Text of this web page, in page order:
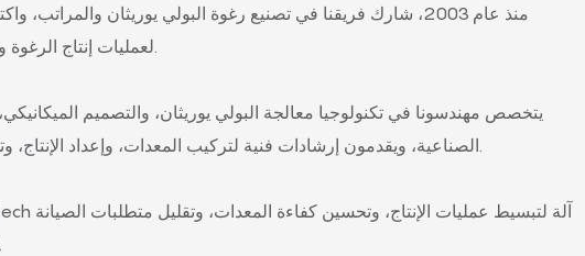
منذ عام 2003، شارك فريقنا في تصنيع رغوة البولي يوريثان
لعمليات إنتاج الرغوة وعمليات المصنع.
يتخصص مهندسونا في تكنولوجيا معالجة البولي يوريثان، والتصميم
الصناعية، ويقدمون إرشادات فنية لتركيب المعدات، وإعداد الإنتاج، وتحسين العمليات.
لمصنعي الرغوة.